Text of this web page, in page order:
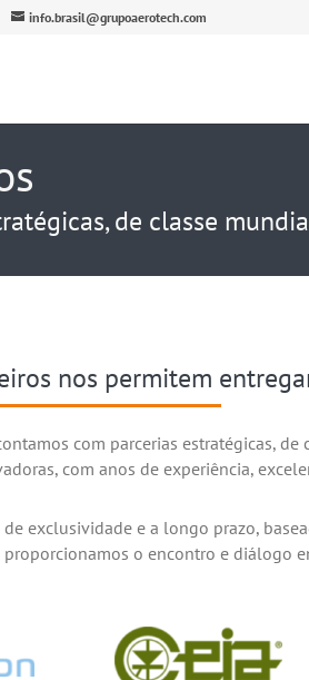
info.brasil@grupoaerotech.com
de classe
nos permitem
com parcerias estratégicas,
com anos de experiência,
exclusividade e a longo prazo,
proporcionamos o encontro e diálogo